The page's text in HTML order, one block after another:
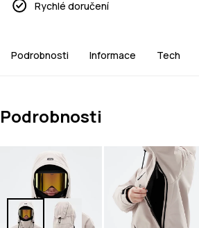
Rychlé doručení
Podrobnosti Informace Tech
Podrobnosti